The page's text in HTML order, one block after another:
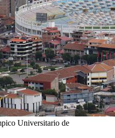
Universitario de